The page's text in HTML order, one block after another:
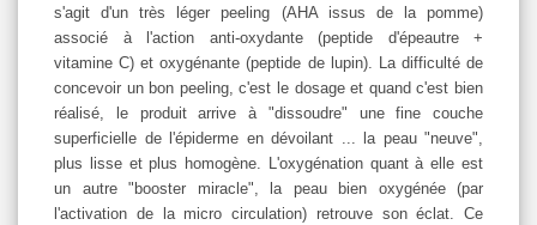
s'agit d'un très léger peeling (AHA issus de la pomme)
associé à l'action anti-oxydante (peptide d'épeautre +
vitamine C) et oxygénante (peptide de lupin). La difficulté de
concevoir un bon peeling, c'est le dosage et quand c'est bien
réalisé, le produit arrive à "dissoudre" une fine couche
superficielle de l'épiderme en dévoilant ... la peau "neuve",
plus lisse et plus homogène. L'oxygénation quant à elle est
un autre "booster miracle", la peau bien oxygénée (par
l'activation de la micro circulation) retrouve son éclat. Ce